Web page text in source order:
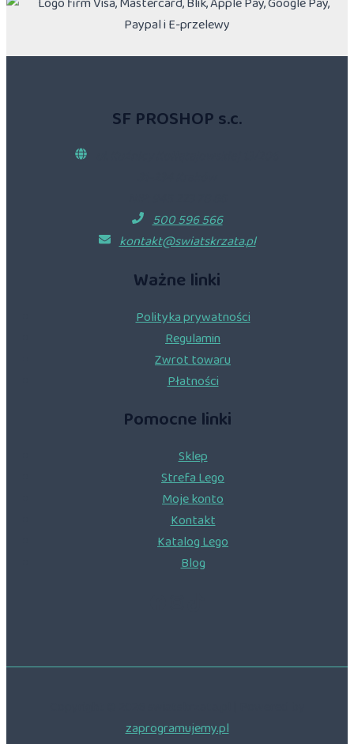
SF PROSHOP s.c.
500 596 566
kontakt@swiatskrzata.pl
Ważne linki
Polityka prywatności
Regulamin
Zwrot towaru
Płatności
Pomocne linki
Sklep
Strefa Lego
Moje konto
Kontakt
Katalog Lego
Blog
zaprogramujemy.pl